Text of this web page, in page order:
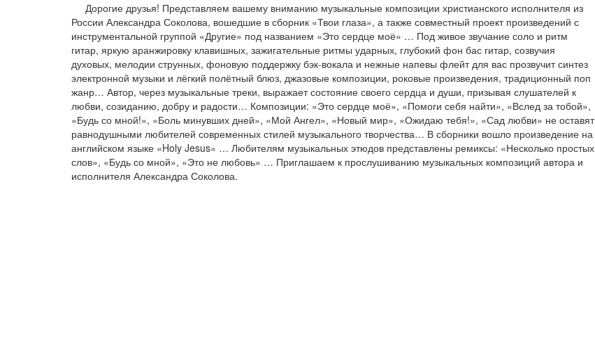
Дорогие друзья! Представляем вашему вниманию музыкальные композиции христианского исполнителя из
России Александра Соколова, вошедшие в сборник «Твои глаза», а также совместный проект произведений с
инструментальной группой «Другие» под названием «Это сердце моё» … Под живое звучание соло и ритм
гитар, яркую аранжировку клавишных, зажигательные ритмы ударных, глубокий фон бас гитар, созвучия
духовых, мелодии струнных, фоновую поддержку бэк-вокала и нежные напевы флейт для вас прозвучит синтез
электронной музыки и лёгкий полётный блюз, джазовые композиции, роковые произведения, традиционный поп
жанр… Автор, через музыкальные треки, выражает состояние своего сердца и души, призывая слушателей к
любви, созиданию, добру и радости… Композиции: «Это сердце моё», «Помоги себя найти», «Вслед за тобой»,
«Будь со мной!», «Боль минувших дней», «Мой Ангел», «Новый мир», «Ожидаю тебя!», «Сад любви» не оставят
равнодушными любителей современных стилей музыкального творчества… В сборники вошло произведение на
английском языке «Holy Jesus» … Любителям музыкальных этюдов представлены ремиксы: «Несколько простых
слов», «Будь со мной», «Это не любовь» … Приглашаем к прослушиванию музыкальных композиций автора и
исполнителя Александра Соколова.